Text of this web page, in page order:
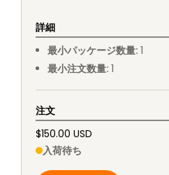
詳細
最小パッケージ数量: 1
最小注文数量: 1
注文
$150.00 USD
入荷待ち